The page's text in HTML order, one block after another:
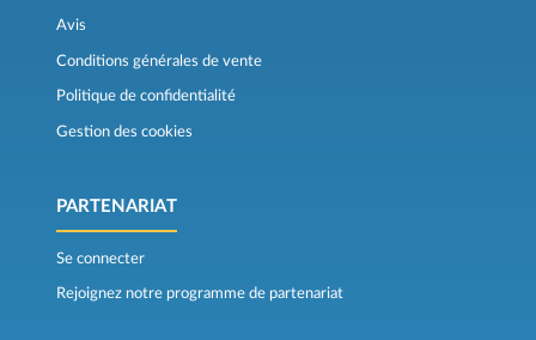
Avis
Conditions générales de vente
Politique de confidentialité
Gestion des cookies
PARTENARIAT
Se connecter
Rejoignez notre programme de partenariat